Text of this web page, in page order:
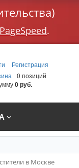
.
Регистрация
0 позиций
0 руб.
в Москве